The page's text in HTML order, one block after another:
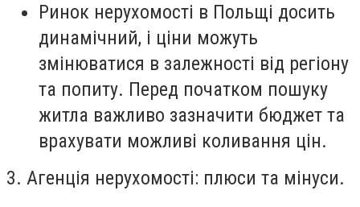
Ринок нерухомості в Польщі досить
динамічний, і ціни можуть
змінюватися в залежності від регіону
та попиту. Перед початком пошуку
житла важливо зазначити бюджет та
врахувати можливі коливання цін.
3. Агенція нерухомості: плюси та мінуси.